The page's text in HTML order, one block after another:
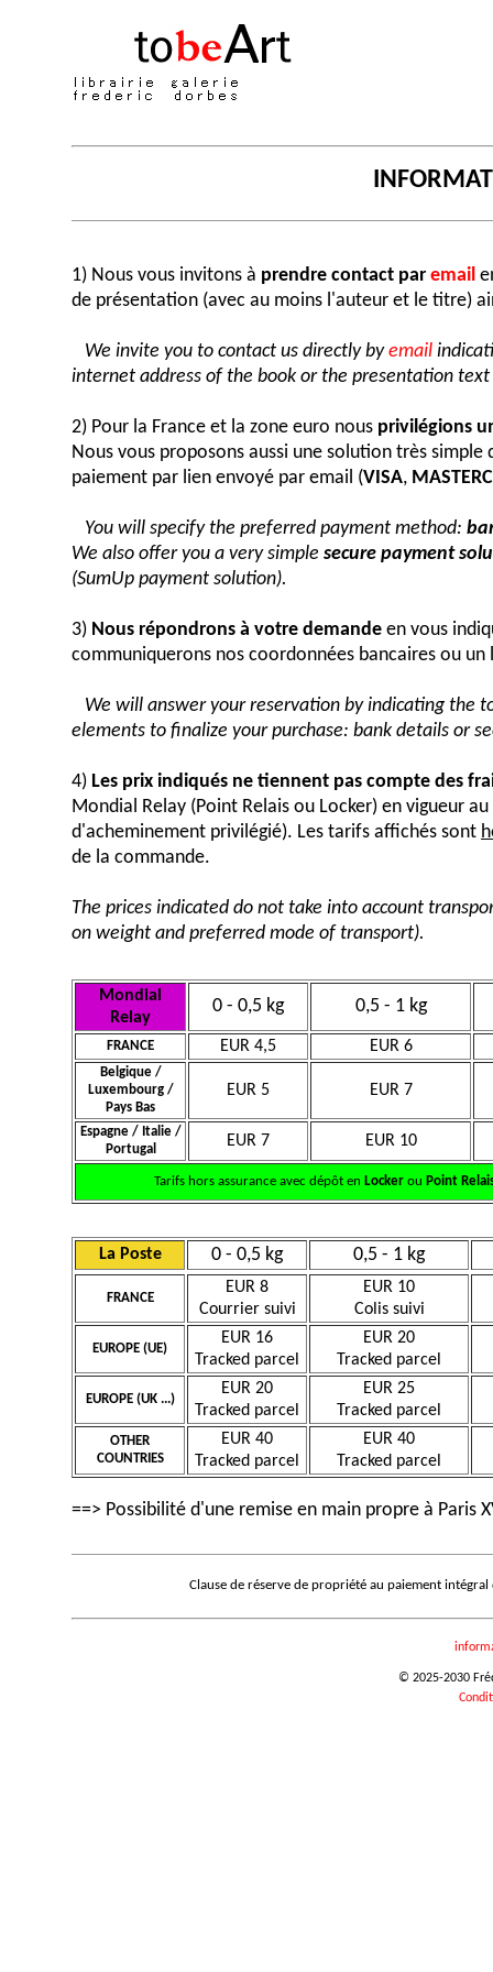
1) Nous vous invitons à prendre contact par email
de présentation (avec au moins l'auteur et le titre)
We invite you to contact us directly byemail
internet address of the book or the presentation
2) Pour la France et la zone euro nous privilégions
Nous vous proposons aussi une solution très simple
paiement par lien envoyé par email (VISA,
You will specify the preferred payment method:
We also offer you a very simple secure payment
(SumUp payment solution).
3) Nous répondrons à votre demande en vous
communiquerons nos coordonnées bancaires ou
We will answer your reservation by indicating the
elements to finalize your purchase: bank details or
4) Les prix indiqués ne tiennent pas compte des
Mondial Relay (Point Relais ou Locker) en vigueur
d'acheminement privilégié). Les tarifs affichés sont
de la commande.
The prices indicated do not take into account
on weight and preferred mode of transport).
Mondial
Relay
0 - 0,5 kg 0,5 - 1 kg
FRANCE EUR 4,5 EUR 6
Belgique /
Luxembourg /
Pays Bas
EUR 5 EUR 7
Espagne / Italie /
Portugal
EUR 7 EUR 10
Tarifs hors assurance avec dépôt en Lockerou Point
La Poste 0 - 0,5 kg 0,5 - 1 kg
FRANCE
EUR 8
Courrier suivi
EUR 10
Colis suivi
EUROPE (UE)
EUR 16
Tracked parcel
EUR 20
Tracked parcel
EUROPE (UK ...)
EUR 20
Tracked parcel
EUR 25
Tracked parcel
OTHER
COUNTRIES
EUR 40
Tracked parcel
EUR 40
Tracked parcel
==> Possibilité d'une remise en main propre à Paris
Clause de réserve de propriété au paiement
© 2025-2030